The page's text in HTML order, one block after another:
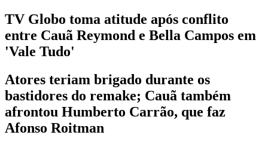
TV Globo toma atitude após conflito
entre Cauã Reymond e Bella Campos em
'Vale Tudo'
Atores teriam brigado durante os
bastidores do remake; Cauã também
afrontou Humberto Carrão, que faz
Afonso Roitman